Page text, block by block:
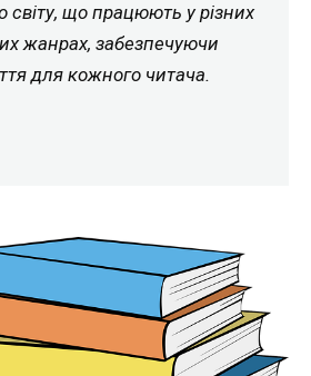
світу, що працюють у різних
жанрах, забезпечуючи
для кожного читача.